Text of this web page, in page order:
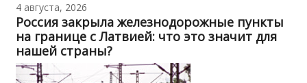
4 августа, 2026
Россия закрыла железнодорожные пункты
на границе с Латвией: что это значит для
нашей страны?